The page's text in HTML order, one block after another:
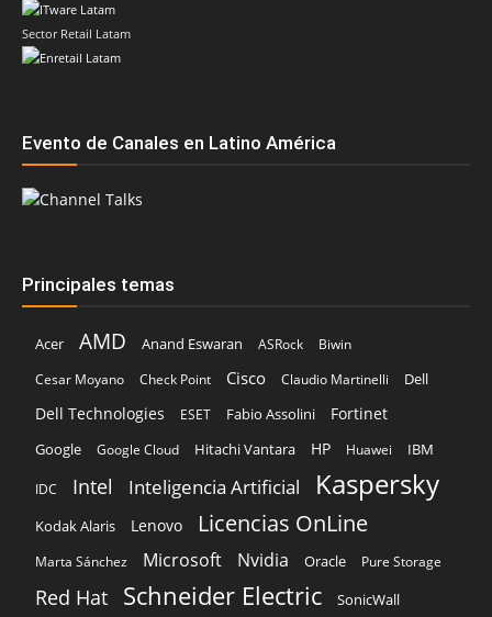
Sector Retail Latam
Evento de Canales en Latino América
Principales temas
Acer AMD Anand Eswaran ASRock
Biwin
Cesar Moyano
Check Point Cisco Claudio Martinelli Dell
Dell Technologies ESET Fabio Assolini Fortinet
Google Google Cloud Hitachi Vantara HP Huawei IBM
IDC Intel Inteligencia Artificial Kaspersky
Kodak Alaris Lenovo Licencias OnLine
Marta Sánchez Microsoft Nvidia Oracle Pure Storage
Red Hat Schneider Electric SonicWall